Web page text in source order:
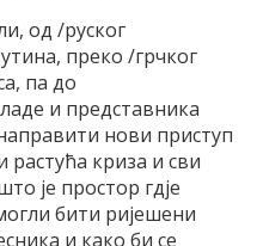
од /руског
преко /грчког
па до
и представника
нови приступ
растућа криза и сви
је простор гдје
бити ријешени
и како би се